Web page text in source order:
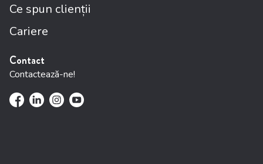
Ce spun clienții
Cariere
Contact
Contactează-ne!